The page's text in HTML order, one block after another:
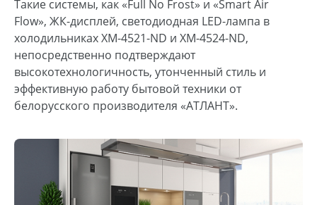
Такие системы, как «Full No Frost» и «Smart Air
Flow», ЖК-дисплей, светодиодная LED-лампа в
холодильниках ХМ-4521-ND и ХМ-4524-ND,
непосредственно подтверждают
высокотехнологичность, утонченный стиль и
эффективную работу бытовой техники от
белорусского производителя «АТЛАНТ».